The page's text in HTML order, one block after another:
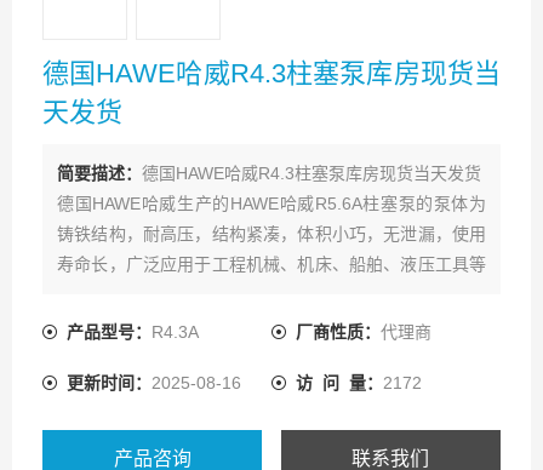
德国HAWE哈威R4.3柱塞泵库房现货当
天发货
简要描述： 德国HAWE哈威R4.3柱塞泵库房现货当天发货
德国HAWE哈威生产的HAWE哈威R5.6A柱塞泵的泵体为
铸铁结构，耐高压，结构紧凑，体积小巧，无泄漏，使用
寿命长，广泛应用于工程机械、机床、船舶、液压工具等
产品型号： R4.3A 厂商性质： 代理商
更新时间： 2025-08-16 访 问 量： 2172
产品咨询 联系我们